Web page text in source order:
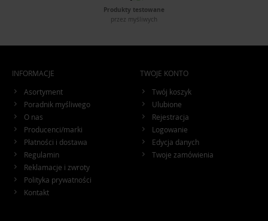
Produkty testowane
przez myśliwych
INFORMACJE
Asortyment
Poradnik myśliwego
O nas
Producenci/marki
Płatności i dostawa
Regulamin
Reklamacje i zwroty
Polityka prywatności
Kontakt
TWOJE KONTO
Twój koszyk
Ulubione
Rejestracja
Logowanie
Edycja danych
Twoje zamówienia